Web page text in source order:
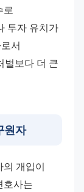
로
투자 유치가
서
벌보다 더 큰
원자
개입이
호사는